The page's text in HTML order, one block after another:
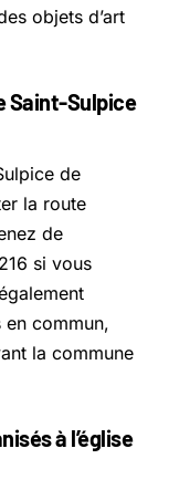
objets d’art
Saint-Sulpice
de
la route
de
si vous
en commun,
la commune
à l’église